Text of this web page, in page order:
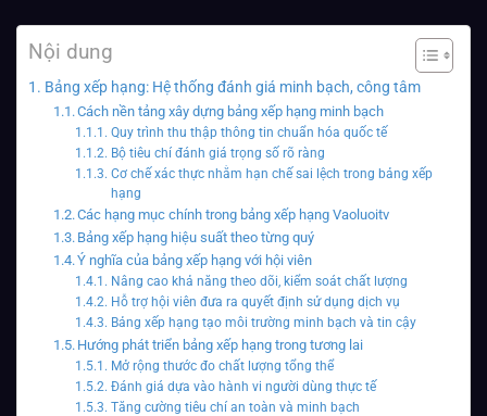
Nội dung
Bảng xếp hạng: Hệ thống đánh giá minh bạch, công tâm
Cách nền tảng xây dựng bảng xếp hạng minh bạch
Quy trình thu thập thông tin chuẩn hóa quốc tế
Bộ tiêu chí đánh giá trọng số rõ ràng
Cơ chế xác thực nhằm hạn chế sai lệch trong bảng xếp
hạng
Các hạng mục chính trong bảng xếp hạng Vaoluoitv
Bảng xếp hạng hiệu suất theo từng quý
Ý nghĩa của bảng xếp hạng với hội viên
Nâng cao khả năng theo dõi, kiểm soát chất lượng
Hỗ trợ hội viên đưa ra quyết định sử dụng dịch vụ
Bảng xếp hạng tạo môi trường minh bạch và tin cậy
Hướng phát triển bảng xếp hạng trong tương lai
Mở rộng thước đo chất lượng tổng thể
Đánh giá dựa vào hành vi người dùng thực tế
Tăng cường tiêu chí an toàn và minh bạch